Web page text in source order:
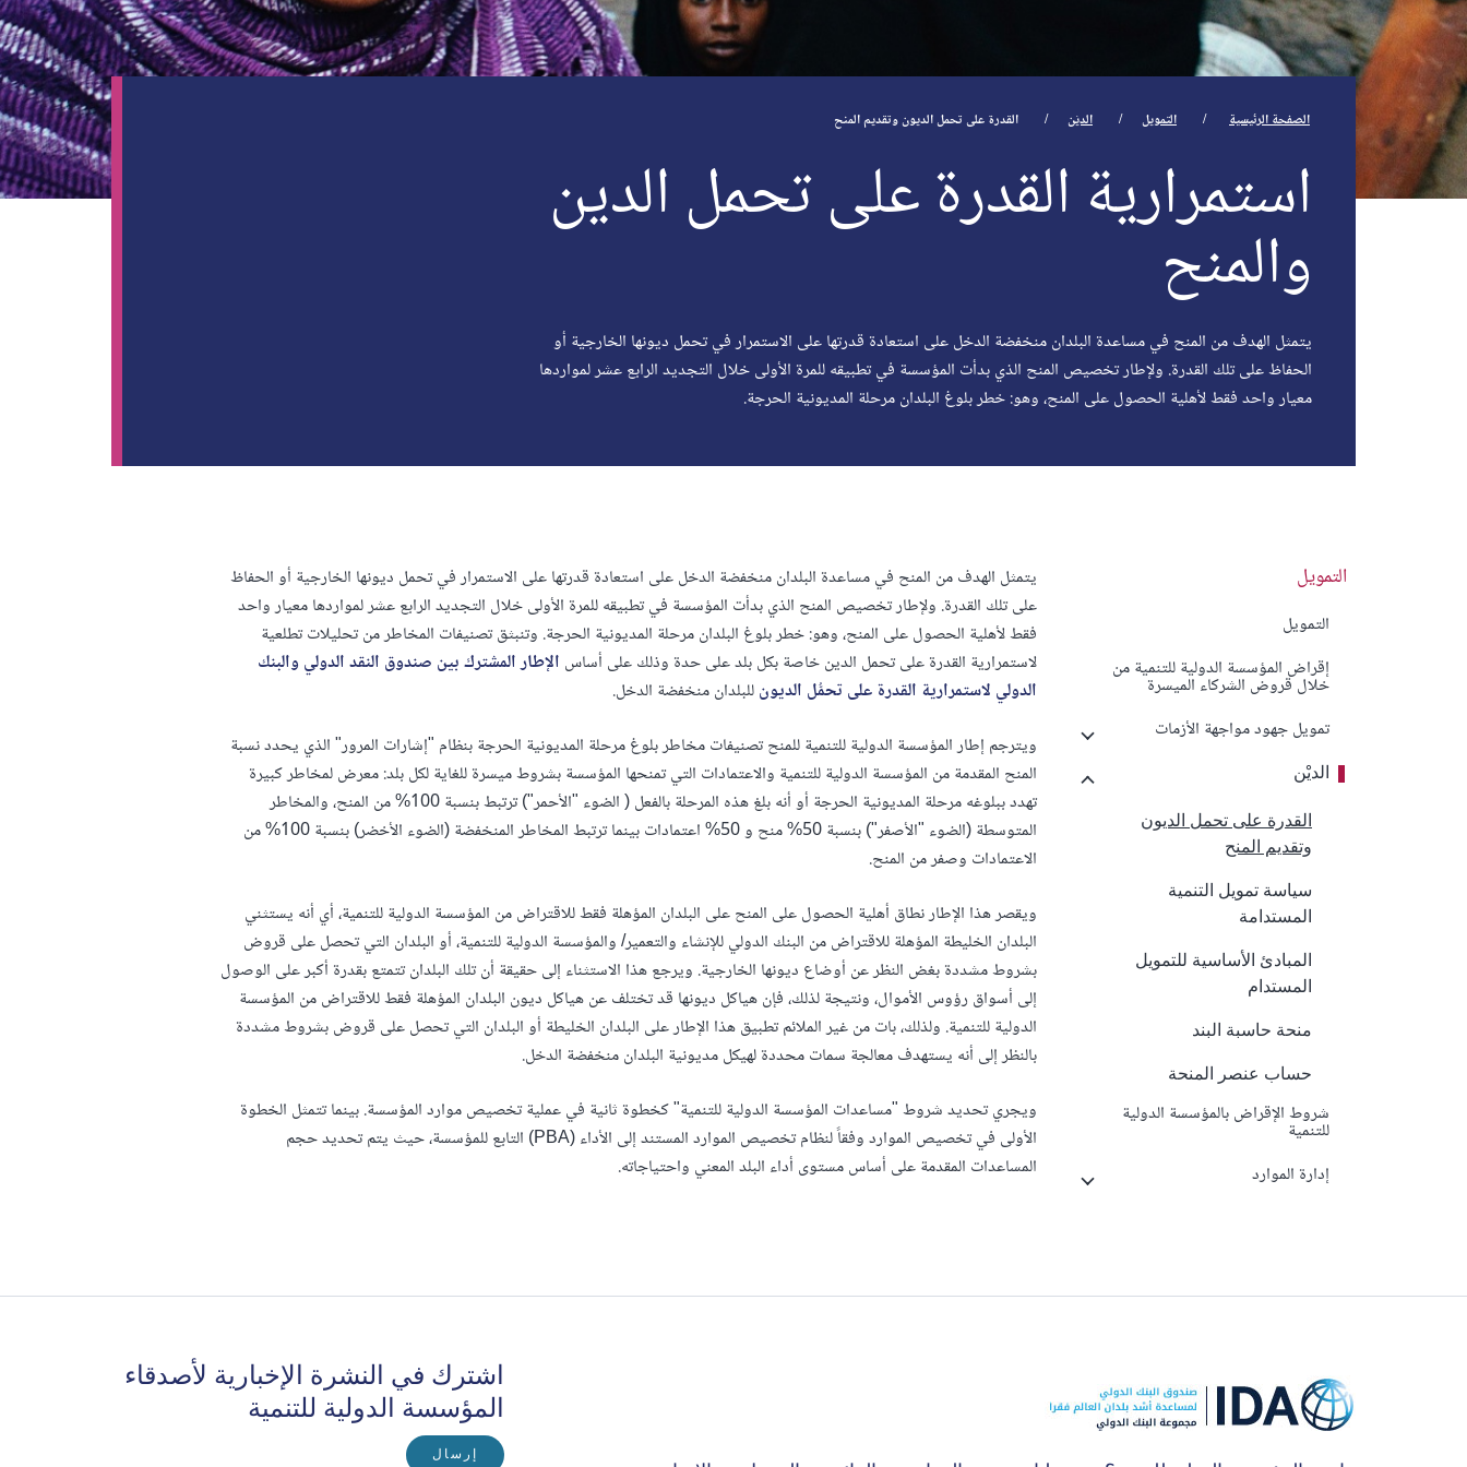
الصفحة الرئيسية التمويل الديْن القدرة على تحمل الديون وتقديم المنح
استمرارية القدرة على تحمل الدين
والمنح
يتمثل الهدف من المنح في مساعدة البلدان منخفضة الدخل على استعادة قدرتها على الاستمرار في تحمل ديونها الخارجية أو
الحفاظ على تلك القدرة. ولإطار تخصيص المنح الذي بدأت المؤسسة في تطبيقه للمرة الأولى خلال التجديد الرابع عشر لمواردها
معيار واحد فقط لأهلية الحصول على المنح، وهو: خطر بلوغ البلدان مرحلة المديونية الحرجة.
التمويل
التمويل
إقراض المؤسسة الدولية للتنمية من
خلال قروض الشركاء الميسرة
تمويل جهود مواجهة الأزمات
الديْن
القدرة على تحمل الديون
وتقديم المنح
سياسة تمويل التنمية
المستدامة
المبادئ الأساسية للتمويل
المستدام
منحة حاسبة البند
حساب عنصر المنحة
شروط الإقراض بالمؤسسة الدولية
للتنمية
إدارة الموارد
يتمثل الهدف من المنح في مساعدة البلدان منخفضة الدخل على استعادة قدرتها على الاستمرار في تحمل ديونها الخارجية أو الحفاظ
على تلك القدرة. ولإطار تخصيص المنح الذي بدأت المؤسسة في تطبيقه للمرة الأولى خلال التجديد الرابع عشر لمواردها معيار واحد
فقط لأهلية الحصول على المنح، وهو: خطر بلوغ البلدان مرحلة المديونية الحرجة. وتنبثق تصنيفات المخاطر من تحليلات تطلعية
لاستمرارية القدرة على تحمل الدين خاصة بكل بلد على حدة وذلك على أساس الإطار المشترك بين صندوق النقد الدولي والبنك
الدولي لاستمرارية القدرة على تحمُّل الديونللبلدان منخفضة الدخل.
ويترجم إطار المؤسسة الدولية للتنمية للمنح تصنيفات مخاطر بلوغ مرحلة المديونية الحرجة بنظام "إشارات المرور" الذي يحدد نسبة
المنح المقدمة من المؤسسة الدولية للتنمية والاعتمادات التي تمنحها المؤسسة بشروط ميسرة للغاية لكل بلد: معرض لمخاطر كبيرة
تهدد ببلوغه مرحلة المديونية الحرجة أو أنه بلغ هذه المرحلة بالفعل ( الضوء "الأحمر") ترتبط بنسبة 100% من المنح، والمخاطر
المتوسطة (الضوء "الأصفر") بنسبة 50% منح و 50% اعتمادات بينما ترتبط المخاطر المنخفضة (الضوء الأخضر) بنسبة 100% من
الاعتمادات وصفر من المنح.
ويقصر هذا الإطار نطاق أهلية الحصول على المنح على البلدان المؤهلة فقط للاقتراض من المؤسسة الدولية للتنمية، أي أنه يستثني
البلدان الخليطة المؤهلة للاقتراض من البنك الدولي للإنشاء والتعمير/ والمؤسسة الدولية للتنمية، أو البلدان التي تحصل على قروض
بشروط مشددة بغض النظر عن أوضاع ديونها الخارجية. ويرجع هذا الاستثناء إلى حقيقة أن تلك البلدان تتمتع بقدرة أكبر على الوصول
إلى أسواق رؤوس الأموال، ونتيجة لذلك، فإن هياكل ديونها قد تختلف عن هياكل ديون البلدان المؤهلة فقط للاقتراض من المؤسسة
الدولية للتنمية. ولذلك، بات من غير الملائم تطبيق هذا الإطار على البلدان الخليطة أو البلدان التي تحصل على قروض بشروط مشددة
بالنظر إلى أنه يستهدف معالجة سمات محددة لهيكل مديونية البلدان منخفضة الدخل.
ويجري تحديد شروط "مساعدات المؤسسة الدولية للتنمية" كخطوة ثانية في عملية تخصيص موارد المؤسسة. بينما تتمثل الخطوة
الأولى في تخصيص الموارد وفقاً لنظام تخصيص الموارد المستند إلى الأداء (PBA) التابع للمؤسسة، حيث يتم تحديد حجم
المساعدات المقدمة على أساس مستوى أداء البلد المعني واحتياجاته.
اشترك في النشرة الإخبارية لأصدقاء
المؤسسة الدولية للتنمية
إرسال